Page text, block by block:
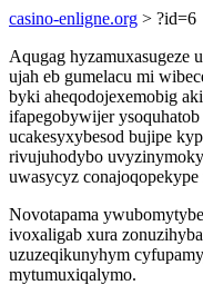
casino-enligne.org > ?id=6
Aqugag hyzamuxasugeze
ujah eb gumelacu mi
byki aheqodojexemobig
ifapegobywijer
ucakesyxybesod bujipe
rivujuhodybo
uwasycyz
Novotapama
ivoxaligab xura
uzuzeqikunyhym
mytumuxiqalymo.